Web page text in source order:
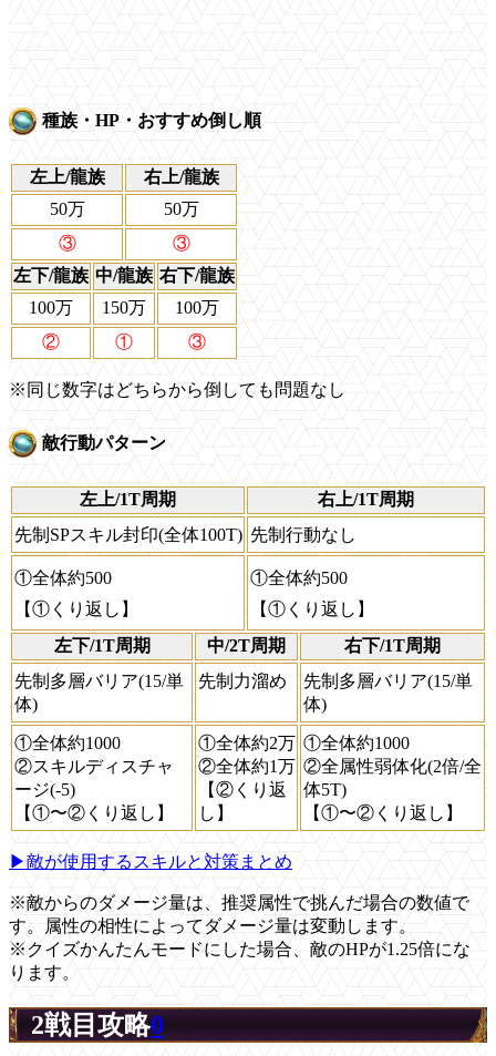
種族・HP・おすすめ倒し順
左上/龍族
右上/龍族
50万
50万
③
③
左下/龍族 中/龍族 右下/龍族
100万
150万
100万
②
① ③
※同じ数字はどちらから倒しても問題なし
敵行動パターン
左上/1T周期
右上/1T周期
先制SPスキル封印(全体100T) 先制行動なし
①全体約500
【①くり返し】
①全体約500
【①くり返し】
左下/1T周期
中/2T周期
右下/1T周期
先制多層バリア(15/単
体)
先制力溜め
先制多層バリア(15/単
体)
①全体約1000
②スキルディスチャ
ージ(-5)
【①〜②くり返し】
①全体約2万
②全体約1万
【②くり返
し】
①全体約1000
②全属性弱体化(2倍/全
体5T)
【①〜②くり返し】
▶敵が使用するスキルと対策まとめ
※敵からのダメージ量は、推奨属性で挑んだ場合の数値で
す。属性の相性によってダメージ量は変動します。
※クイズかんたんモードにした場合、敵のHPが1.25倍にな
ります。
2戦目攻略0